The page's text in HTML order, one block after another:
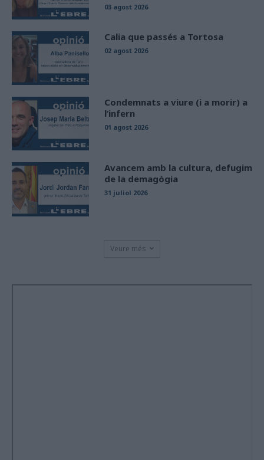
03 agost 2026
Calia que passés a Tortosa
02 agost 2026
Condemnats a viure (i a morir) a
l’infern
01 agost 2026
Avancem amb la cultura, defugim
de la demagògia
31 juliol 2026
Veure més